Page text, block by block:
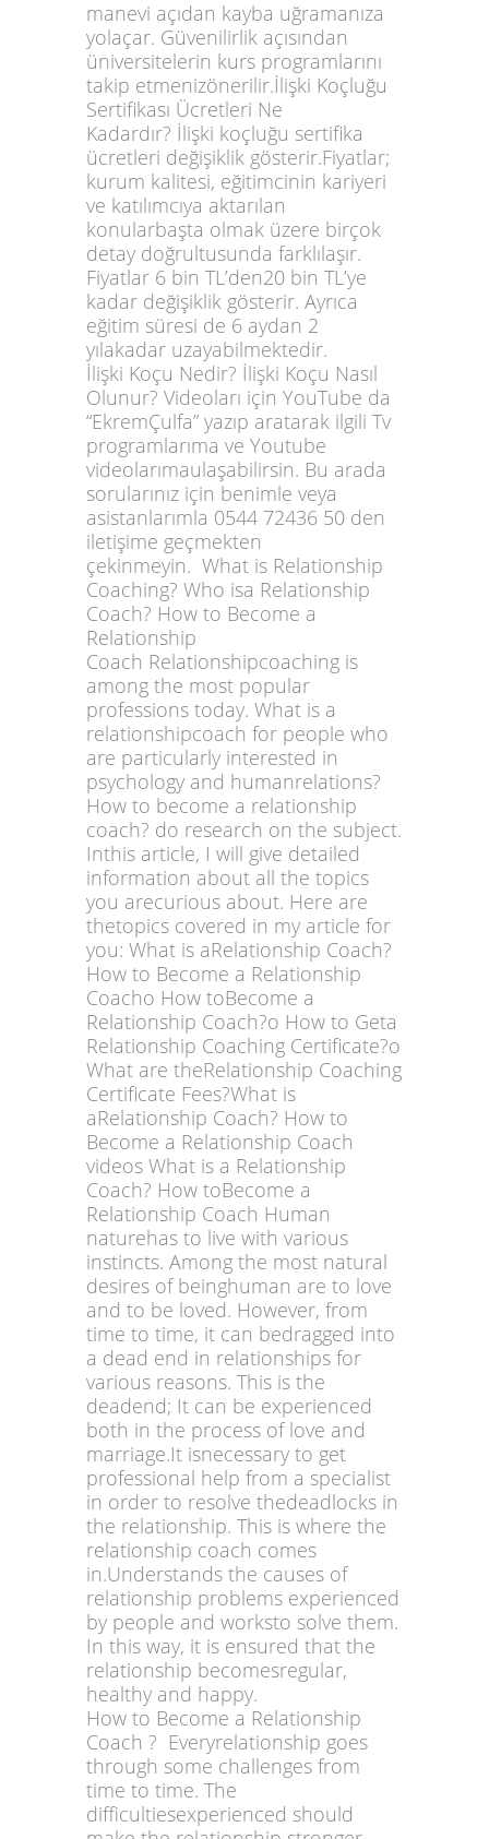
manevi açıdan kayba uğramanıza
yolaçar. Güvenilirlik açısından
üniversitelerin kurs programlarını
takip etmenizönerilir.İlişki Koçluğu
Sertifikası Ücretleri Ne
Kadardır? İlişki koçluğu sertifika
ücretleri değişiklik gösterir.Fiyatlar;
kurum kalitesi, eğitimcinin kariyeri
ve katılımcıya aktarılan
konularbaşta olmak üzere birçok
detay doğrultusunda farklılaşır.
Fiyatlar 6 bin TL’den20 bin TL’ye
kadar değişiklik gösterir. Ayrıca
eğitim süresi de 6 aydan 2
yılakadar uzayabilmektedir.
İlişki Koçu Nedir? İlişki Koçu Nasıl
Olunur? Videoları için YouTube da
“EkremÇulfa” yazıp aratarak ilgili Tv
programlarıma ve Youtube
videolarımaulaşabilirsin. Bu arada
sorularınız için benimle veya
asistanlarımla 0544 72436 50 den
iletişime geçmekten
çekinmeyin. What is Relationship
Coaching? Who isa Relationship
Coach? How to Become a
Relationship
Coach Relationshipcoaching is
among the most popular
professions today. What is a
relationshipcoach for people who
are particularly interested in
psychology and humanrelations?
How to become a relationship
coach? do research on the subject.
Inthis article, I will give detailed
information about all the topics
you arecurious about. Here are
thetopics covered in my article for
you: What is aRelationship Coach?
How to Become a Relationship
Coacho How toBecome a
Relationship Coach?o How to Geta
Relationship Coaching Certificate?o
What are theRelationship Coaching
Certificate Fees?What is
aRelationship Coach? How to
Become a Relationship Coach
videos What is a Relationship
Coach? How toBecome a
Relationship Coach Human
naturehas to live with various
instincts. Among the most natural
desires of beinghuman are to love
and to be loved. However, from
time to time, it can bedragged into
a dead end in relationships for
various reasons. This is the
deadend; It can be experienced
both in the process of love and
marriage.It isnecessary to get
professional help from a specialist
in order to resolve thedeadlocks in
the relationship. This is where the
relationship coach comes
in.Understands the causes of
relationship problems experienced
by people and worksto solve them.
In this way, it is ensured that the
relationship becomesregular,
healthy and happy.
How to Become a Relationship
Coach ? Everyrelationship goes
through some challenges from
time to time. The
difficultiesexperienced should